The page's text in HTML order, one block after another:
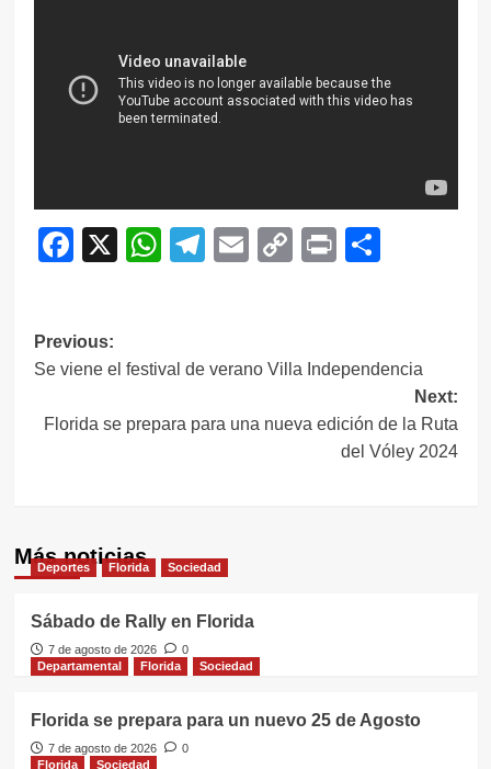
Facebook
X WhatsApp
Telegram
EmailCopy
Print
Navegación
de
entradas
Previous:
Se viene el festival de verano Villa Independencia
Next:
Florida se prepara para una nueva edición de la Ruta
del Vóley 2024
Más noticias
Deportes Florida Sociedad
Sábado de Rally en Florida
7 de agosto de 2026
0
Departamental
Florida Sociedad
Florida se prepara para un nuevo 25 de Agosto
7 de agosto de 2026
0
Florida
Sociedad